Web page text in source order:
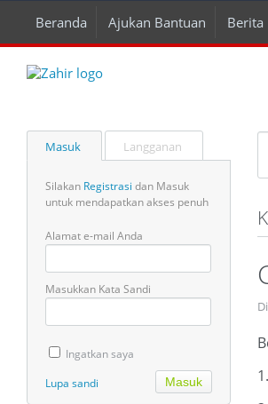
Beranda Ajukan Bantuan Berita
Masuk Langganan
Silakan Registrasi dan Masuk
untuk mendapatkan akses penuh
Alamat e-mail Anda
Masukkan Kata Sandi
Ingatkan saya
Lupa sandi